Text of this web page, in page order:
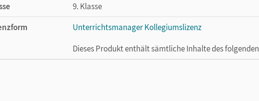
9. Klasse
Unterrichtsmanager Kollegiumslizenz
Dieses Produkt enthält sämtliche Inhalte des